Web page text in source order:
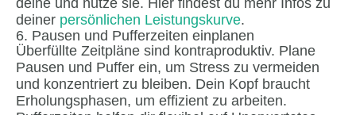
deine und nutze sie. Hier findest du mehr Infos zu
deiner persönlichen Leistungskurve.
6. Pausen und Pufferzeiten einplanen
Überfüllte Zeitpläne sind kontraproduktiv. Plane
Pausen und Puffer ein, um Stress zu vermeiden
und konzentriert zu bleiben. Dein Kopf braucht
Erholungsphasen, um effizient zu arbeiten.